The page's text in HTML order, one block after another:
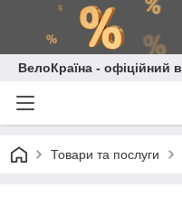
ВелоКраїна - офіційний
Товари та послуги